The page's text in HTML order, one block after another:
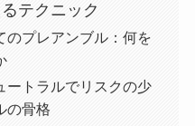
テクニック
のプレアンブル：何を
ートラルでリスクの少
の骨格